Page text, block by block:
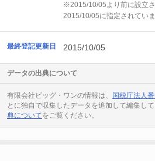
※2015/10/05より前に設立
2015/10/05に指定されていま
最終登記更新日 2015/10/05
データの出典について
有限会社ビッグ・ワンの情報は、 国税庁法人
とに独自で収集したデータを追加して編集して
典についてをご覧ください。